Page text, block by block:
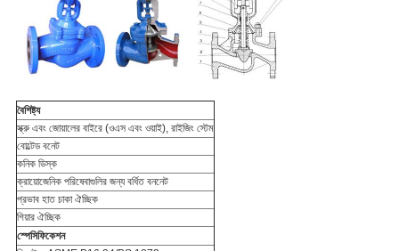
বৈশিষ্ট্য
স্ক্রু এবং জোয়ালের বাইরে (ওএস এবং ওয়াই), রাইজিং স্টেম
বোল্টেড বনেট
কনিক ডিস্ক
ক্রায়োজেনিক পরিষেবাগুলির জন্য বর্ধিত বননেট
প্রভাব হাত চাকা ঐচ্ছিক
গিয়ার ঐচ্ছিক
স্পেসিফিকেশন